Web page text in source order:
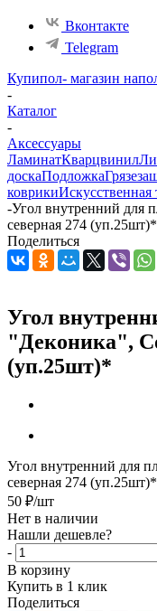
Вконтакте
Telegram
Купипол- магазин
-
Каталог
-
Аксессуары
ЛаминатКварцвинил
доскаПодложка
коврикиИскусственная
-Угол внутренний для
северная 274 (уп.25шт)*
Поделиться
Угол
"Деконика",
(уп.25шт)*
Угол внутренний для
северная 274 (уп.25шт)*
50 ₽/шт
Нет в наличии
Нашли дешевле?
-
В корзину
Купить в 1 клик
Поделиться